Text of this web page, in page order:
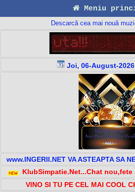
Meniu
Descarcă cea mai nouă
Joi, 06-August-2026
www.INGERII.NET VA ASTEAPTA SA
KlubSimpatie.Net...Chat
VINO SI TU PE CEL MAI COOL